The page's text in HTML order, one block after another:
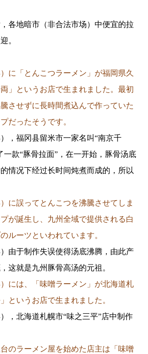
各地暗市（非合法市场）中便宜的拉
。
に「とんこつラーメン」が福岡県久
」というお店で生まれました。最初
させずに長時間煮込んで作っていた
だったそうです。
，福冈县留米市一家名叫“南京千
一款“豚骨拉面”，在一开始，豚骨汤底
情况下经过长时间炖煮而成的，所以
に誤ってとんこつを沸騰させてしま
が誕生し、九州全域で提供される白
ルーツといわれています。
由于制作失误使得汤底沸腾，由此产
这就是九州豚骨高汤的元祖。
には、「味噌ラーメン」が北海道札
というお店で生まれました。
，北海道札幌市“味之三平”店中制作
のラーメン屋を始めた店主は「味噌